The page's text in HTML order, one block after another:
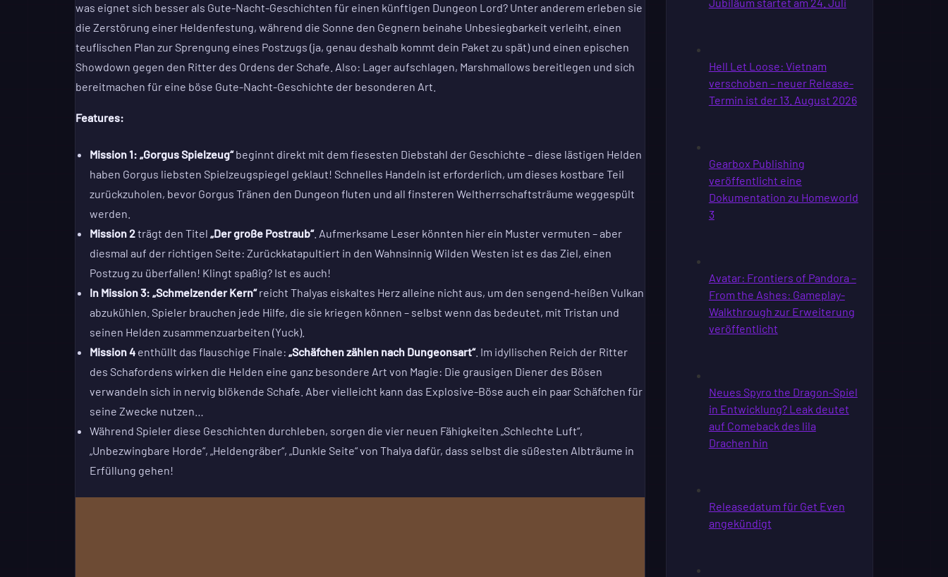
was eignet sich besser als Gute-Nacht-Geschichten für einen künftigen Dungeon Lord? Unter anderem erleben sie
die Zerstörung einer Heldenfestung, während die Sonne den Gegnern beinahe Unbesiegbarkeit verleiht, einen
teuflischen Plan zur Sprengung eines Postzugs (ja, genau deshalb kommt dein Paket zu spät) und einen epischen
Showdown gegen den Ritter des Ordens der Schafe. Also: Lager aufschlagen, Marshmallows bereitlegen und sich
bereitmachen für eine böse Gute-Nacht-Geschichte der besonderen Art.
Features:
Mission 1: „Gorgus Spielzeug“beginnt direkt mit dem fiesesten Diebstahl der Geschichte – diese lästigen Helden
haben Gorgus liebsten Spielzeugspiegel geklaut! Schnelles Handeln ist erforderlich, um dieses kostbare Teil
zurückzuholen, bevor Gorgus Tränen den Dungeon fluten und all finsteren Weltherrschaftsträume weggespült
werden.
Mission 2trägt den Titel „Der große Postraub“. Aufmerksame Leser könnten hier ein Muster vermuten – aber
diesmal auf der richtigen Seite: Zurückkatapultiert in den Wahnsinnig Wilden Westen ist es das Ziel, einen
Postzug zu überfallen! Klingt spaßig? Ist es auch!
In Mission 3: „Schmelzender Kern“reicht Thalyas eiskaltes Herz alleine nicht aus, um den sengend-heißen Vulkan
abzukühlen. Spieler brauchen jede Hilfe, die sie kriegen können – selbst wenn das bedeutet, mit Tristan und
seinen Helden zusammenzuarbeiten (Yuck).
Mission 4 enthüllt das flauschige Finale: „Schäfchen zählen nach Dungeonsart“. Im idyllischen Reich der Ritter
des Schafordens wirken die Helden eine ganz besondere Art von Magie: Die grausigen Diener des Bösen
verwandeln sich in nervig blökende Schafe. Aber vielleicht kann das Explosive-Böse auch ein paar Schäfchen für
seine Zwecke nutzen…
Während Spieler diese Geschichten durchleben, sorgen die vier neuen Fähigkeiten „Schlechte Luft“,
„Unbezwingbare Horde“, „Heldengräber“, „Dunkle Seite“ von Thalya dafür, dass selbst die süßesten Albträume in
Erfüllung gehen!